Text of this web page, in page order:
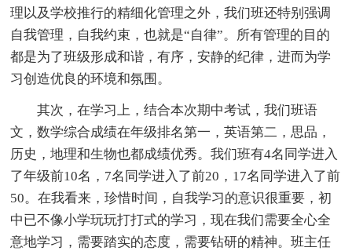
理以及学校推行的精细化管理之外，我们班还特别强调
自我管理，自我约束，也就是“自律”。所有管理的目的
都是为了班级形成和谐，有序，安静的纪律，进而为学
习创造优良的环境和氛围。
其次，在学习上，结合本次期中考试，我们班语
文，数学综合成绩在年级排名第一，英语第二，思品，
历史，地理和生物也都成绩优秀。我们班有4名同学进入
了年级前10名，7名同学进入了前20，17名同学进入了前
50。在我看来，珍惜时间，自我学习的意识很重要，初
中已不像小学玩玩打打式的学习，现在我们需要全心全
意地学习，需要踏实的态度，需要钻研的精神。班主任